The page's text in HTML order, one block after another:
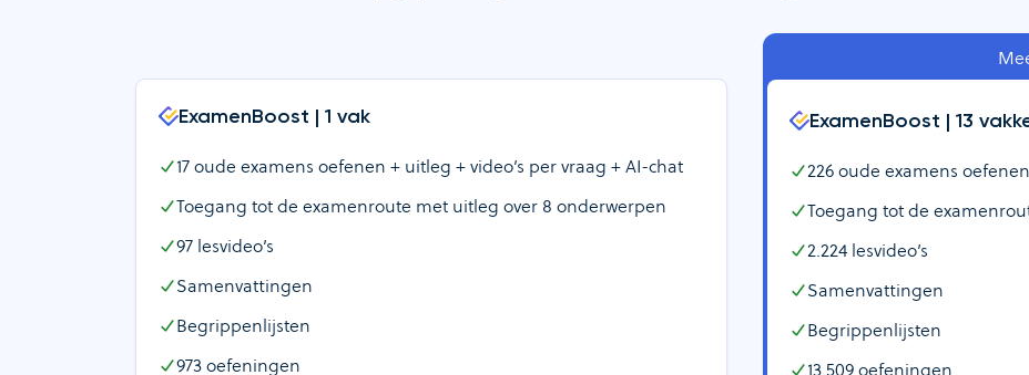
ExamenBoost | 1 vak
17oude examens oefenen + uitleg + video’s per vraag + AI-chat
Toegang tot de examenroute met uitleg over 8 onderwerpen
97 lesvideo’s
Samenvattingen
Begrippenlijsten
973oefeningen
ExamenBoost | 13
226oude examens
Toegang tot de
2.224lesvideo’s
Samenvattingen
Begrippenlijsten
13.509oefeningen